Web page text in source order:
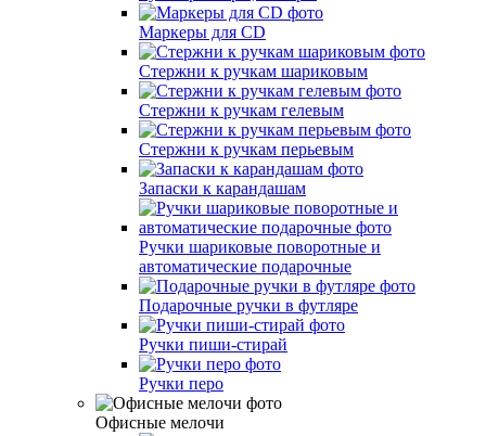
Маркеры для СD
Стержни к ручкам шариковым
Стержни к ручкам гелевым
Стержни к ручкам перьевым
Запаски к карандашам
Ручки шариковые поворотные и
автоматические подарочные
Подарочные ручки в футляре
Ручки пиши-стирай
Ручки перо
Офисные мелочи